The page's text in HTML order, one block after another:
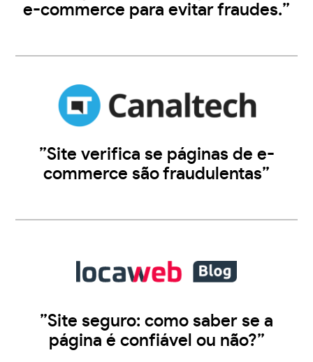
e-commerce para evitar fraudes.”
”Site verifica se páginas de e-
commerce são fraudulentas”
”Site seguro: como saber se a
página é confiável ou não?”